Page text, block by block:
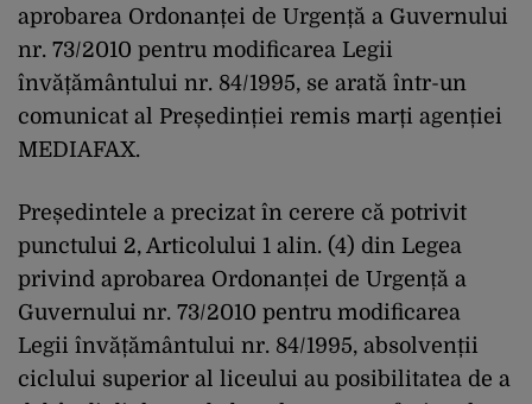
aprobarea Ordonanței de Urgență a Guvernului
nr. 73/2010 pentru modificarea Legii
învățământului nr. 84/1995, se arată într-un
comunicat al Președinției remis marți agenției
MEDIAFAX.
Președintele a precizat în cerere că potrivit
punctului 2, Articolului 1 alin. (4) din Legea
privind aprobarea Ordonanței de Urgență a
Guvernului nr. 73/2010 pentru modificarea
Legii învățământului nr. 84/1995, absolvenții
ciclului superior al liceului au posibilitatea de a